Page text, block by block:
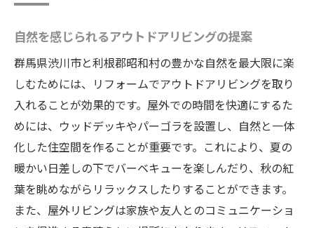
自然を感じられるアウトドアリビングの提案
群馬県渋川市と利根郡昭和村の豊かな自然を最大限に楽
しむためには、リフォームでアウトドアリビングを取り
入れることが効果的です。屋外での時間を快適にするた
めには、ウッドデッキやパーゴラを設置し、自然と一体
化した住空間を作ることが重要です。これにより、夏の
暖かい日差しの下でバーベキューを楽しんだり、秋の紅
葉を眺めながらリラックスしたりすることができます。
また、屋外リビングは家族や友人とのコミュニケーショ